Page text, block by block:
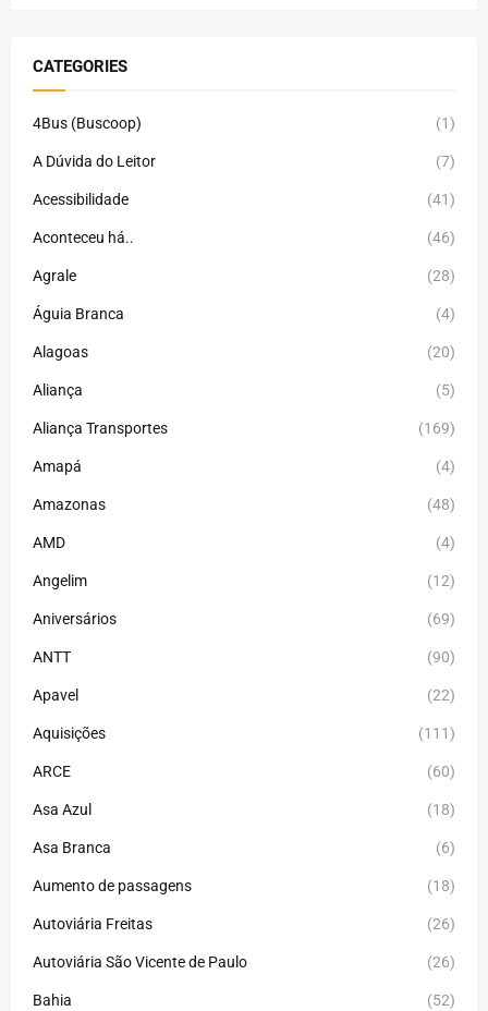
CATEGORIES
4Bus (Buscoop) (1)
A Dúvida do Leitor (7)
Acessibilidade (41)
Aconteceu há.. (46)
Agrale (28)
Águia Branca (4)
Alagoas (20)
Aliança (5)
Aliança Transportes (169)
Amapá (4)
Amazonas (48)
AMD (4)
Angelim (12)
Aniversários (69)
ANTT (90)
Apavel (22)
Aquisições (111)
ARCE (60)
Asa Azul (18)
Asa Branca (6)
Aumento de passagens (18)
Autoviária Freitas (26)
Autoviária São Vicente de Paulo (26)
Bahia (52)